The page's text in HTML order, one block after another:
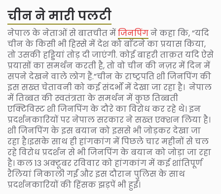
चीन ने मारी पलटी
नेपाल के नेताओं से बातचीत मेंजिनपिंगने कहा कि, ”यदि
चीन के किसी भी हिस्से में देश को बाँटने का प्रयास किया,
तो उसकी हड्डियां तोड़ दी जाएंगी. कोई बाहरी ताक़त यदि ऐसे
प्रयासों का समर्थन करती है, तो वो चीन की नज़र में दिन में
सपने देखने वाले लोग हैं.”चीन के राष्ट्रपति शी जिनपिंग की
इस सख्त चेतावनी को कई संदर्भों में देखा जा रहा है। नेपाल
में तिब्बत की स्वतंत्रता के समर्थन में कुछ तिब्बती
एक्टिविस्ट शी जिनपिंग के दौरे का विरोध कर रहे थे। इन
प्रदर्शनकारियों पर नेपाल सरकार ने सख्त एक्शन लिया है।
शी जिनपिंग के इस बयान को इससे भी जोड़कर देखा जा
रहा है।इसके साथ ही हांगकांग में पिछले चार महीनों से चल
रहे विरोध प्रदर्शन से भी जिनपिंग के बयान को जोड़ा जा रहा
है। कल 13 अक्टूबर रविवार को हांगकांग में कई शांतिपूर्ण
रैलियां निकाली गईं और इस दौरान पुलिस के साथ
प्रदर्शनकारियों की हिंसक झड़पें भी हुईं।